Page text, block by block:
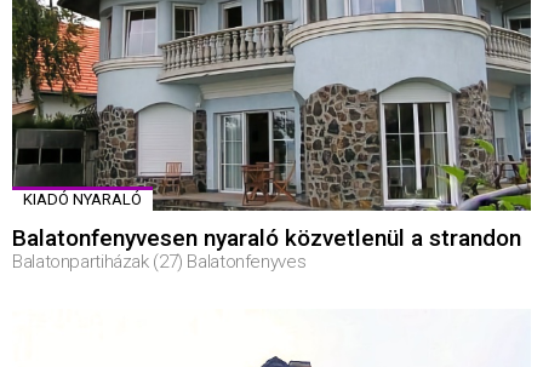
KIADÓ NYARALÓ
Balatonfenyvesen nyaraló közvetlenül a strandon
Balatonpartiházak (27) Balatonfenyves